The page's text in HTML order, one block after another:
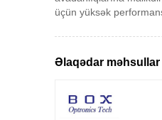
üçün yüksək
Əlaqədar məhsullar